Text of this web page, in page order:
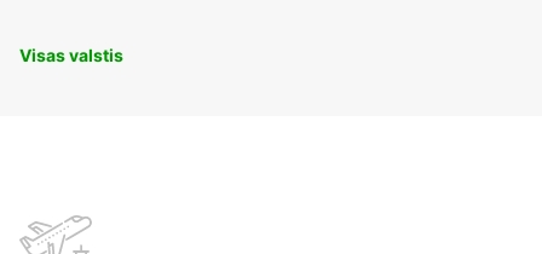
Visas valstis